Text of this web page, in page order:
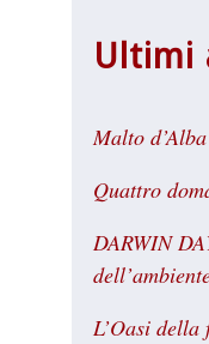
Ultimi
Malto
Quattro
DARWIN
L’Oasi